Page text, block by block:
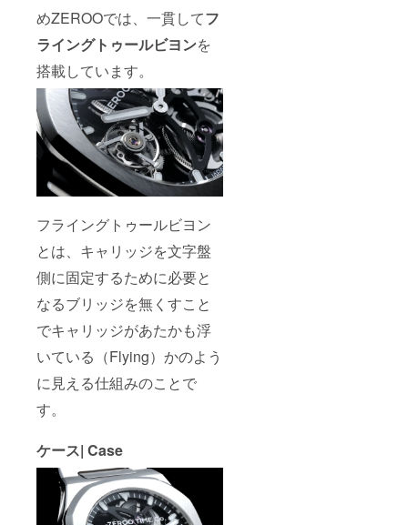
めZEROOでは、一貫してフ
ライングトゥールビヨンを
搭載しています。
フライングトゥールビヨン
とは、キャリッジを文字盤
側に固定するために必要と
なるブリッジを無くすこと
でキャリッジがあたかも浮
いている（Flying）かのよう
に見える仕組みのことで
す。
ケース| Case